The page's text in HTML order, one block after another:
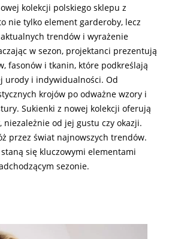
kolekcji polskiego sklepu z
nie tylko element garderoby, lecz
trendów i wyrażenie
w sezon, projektanci prezentują
fasonów i tkanin, które podkreślają
urody i indywidualności. Od
krojów po odważne wzory i
Sukienki z nowej kolekcji oferują
niezależnie od jej gustu czy okazji.
przez świat najnowszych trendów.
się kluczowymi elementami
sezonie.